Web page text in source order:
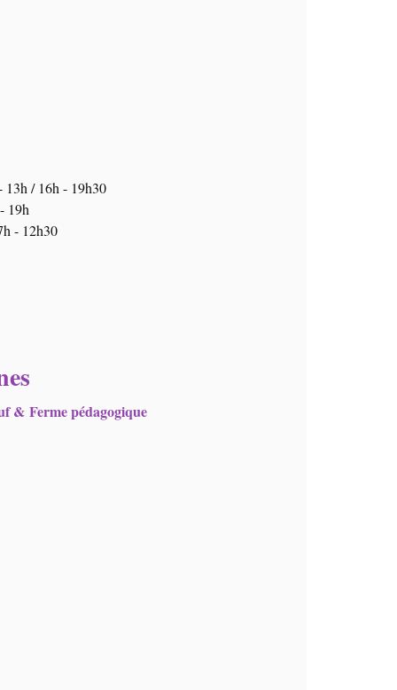
13h / 16h - 19h30
19h
- 12h30
& Ferme pédagogique